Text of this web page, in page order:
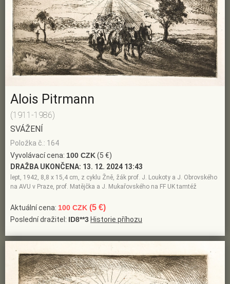
Alois Pitrmann
(1911-1986)
SVÁŽENÍ
Položka č.: 164
Vyvolávací cena: 100 CZK(5 €)
DRAŽBA UKONČENA: 13. 12. 2024 13:43
lept, 1942, 8,8 x 15,4 cm, z cyklu Žně, žák prof. J. Loukoty a J. Obrovského
na AVU v Praze, prof. Matějčka a J. Mukařovského na FF UK tamtéž
Aktuální cena: 100 CZK (5 €)
Poslední dražitel: ID8**3 Historie příhozu